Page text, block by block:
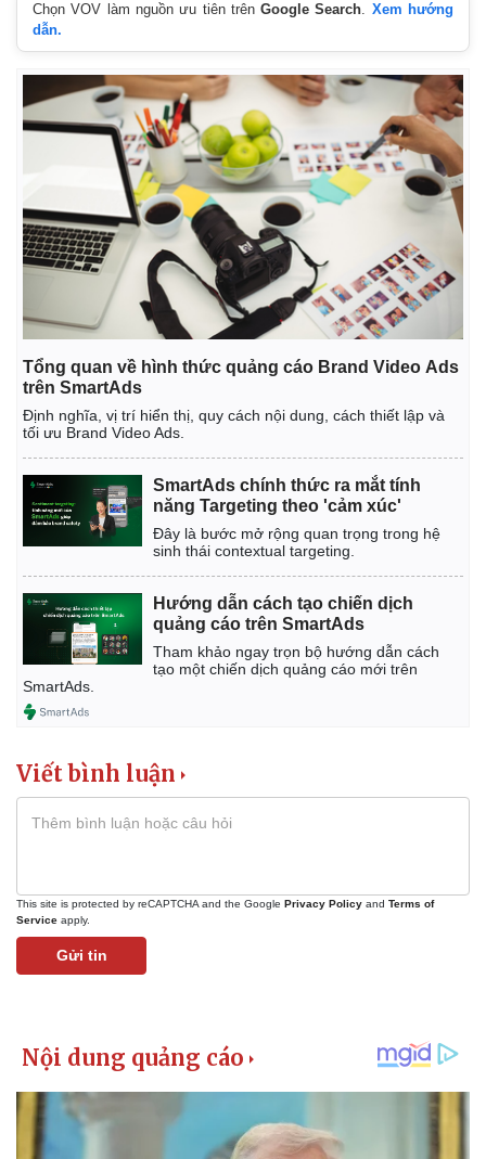
Kinh tế
Bất động sản
Thị trường
Giá vàng
Tiêu dùng
Tỷ giá
Chứng khoán
Giá cà phê
Chọn VOV làm nguồn ưu tiên trênGoogle Search. Xem hướng
dẫn.
Tổng quan về hình thức quảng cáo Brand Video Ads
trên SmartAds
Định nghĩa, vị trí hiển thị, quy cách nội dung, cách thiết lập và
tối ưu Brand Video Ads.
SmartAds chính thức ra mắt tính
năng Targeting theo 'cảm xúc'
Đây là bước mở rộng quan trọng trong hệ
sinh thái contextual targeting.
Hướng dẫn cách tạo chiến dịch
quảng cáo trên SmartAds
Tham khảo ngay trọn bộ hướng dẫn cách
tạo một chiến dịch quảng cáo mới trên
SmartAds.
Viết bình luận
This site is protected by reCAPTCHA and the Google Privacy Policy and Terms of
Service apply.
Gửi tin